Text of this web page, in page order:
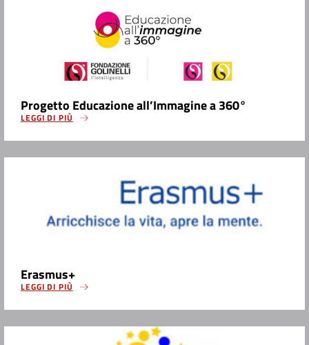
Progetto Educazione all’Immagine a 360°
LEGGI DI PIÙ
Erasmus+
LEGGI DI PIÙ